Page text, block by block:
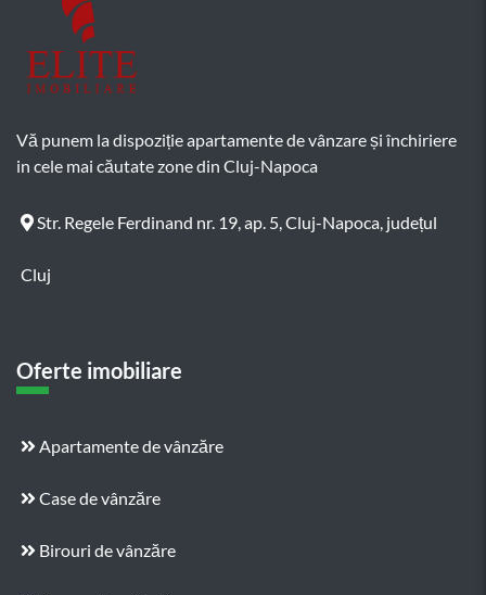
Vă punem la dispoziție apartamente de vânzare și închiriere
in cele mai căutate zone din Cluj-Napoca
Str. Regele Ferdinand nr. 19, ap. 5, Cluj-Napoca, județul
Cluj
Oferte imobiliare
Apartamente de vânzăre
Case de vânzăre
Birouri de vânzăre